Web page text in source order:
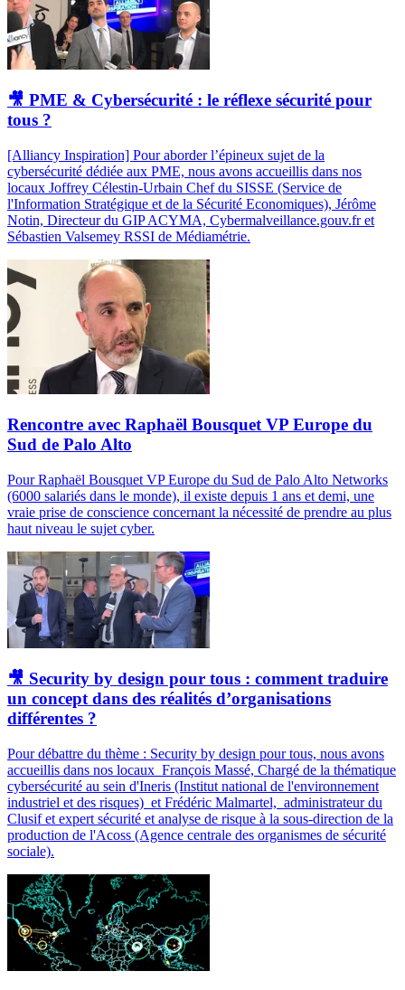
🎥 PME & Cybersécurité : le réflexe sécurité pour
tous ?
[Alliancy Inspiration] Pour aborder l’épineux sujet de la
cybersécurité dédiée aux PME, nous avons accueillis dans nos
locaux Joffrey Célestin-Urbain Chef du SISSE (Service de
l'Information Stratégique et de la Sécurité Economiques), Jérôme
Notin, Directeur du GIP ACYMA, Cybermalveillance.gouv.fr et
Sébastien Valsemey RSSI de Médiamétrie.
Rencontre avec Raphaël Bousquet VP Europe du
Sud de Palo Alto
Pour Raphaël Bousquet VP Europe du Sud de Palo Alto Networks
(6000 salariés dans le monde), il existe depuis 1 ans et demi, une
vraie prise de conscience concernant la nécessité de prendre au plus
haut niveau le sujet cyber.
🎥 Security by design pour tous : comment traduire
un concept dans des réalités d’organisations
différentes ?
Pour débattre du thème : Security by design pour tous, nous avons
accueillis dans nos locaux François Massé, Chargé de la thématique
cybersécurité au sein d'Ineris (Institut national de l'environnement
industriel et des risques) et Frédéric Malmartel, administrateur du
Clusif et expert sécurité et analyse de risque à la sous-direction de la
production de l'Acoss (Agence centrale des organismes de sécurité
sociale).